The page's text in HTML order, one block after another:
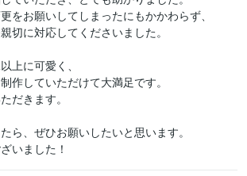
をお願いしてしまったにもかかわらず、
切に対応してくださいました。
上に可愛く、
作していただけて大満足です。
だきます。
ら、ぜひお願いしたいと思います。
いました！